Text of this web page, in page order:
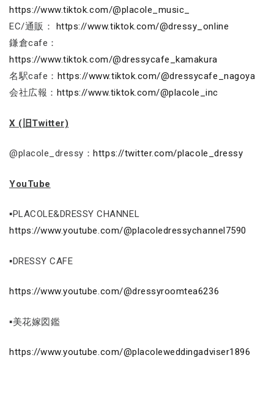
https://www.tiktok.com/@placole_music_
EC/通販： https://www.tiktok.com/@dressy_online
鎌倉cafe：
https://www.tiktok.com/@dressycafe_kamakura
名駅cafe： https://www.tiktok.com/@dressycafe_nagoya
会社広報： https://www.tiktok.com/@placole_inc
X (旧Twitter)
@placole_dressy：https://twitter.com/placole_dressy
YouTube
▪PLACOLE&DRESSY CHANNEL
https://www.youtube.com/@placoledressychannel7590
▪DRESSY CAFE
https://www.youtube.com/@dressyroomtea6236
▪美花嫁図鑑
https://www.youtube.com/@placoleweddingadviser1896